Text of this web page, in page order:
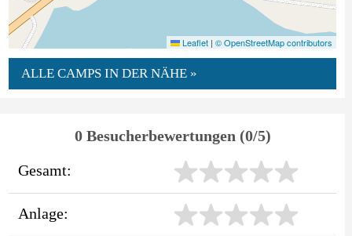
Leaflet | © OpenStreetMap contributors
ALLE CAMPS IN DER NÄHE »
0 Besucherbewertungen (0/5)
Gesamt:
Anlage: